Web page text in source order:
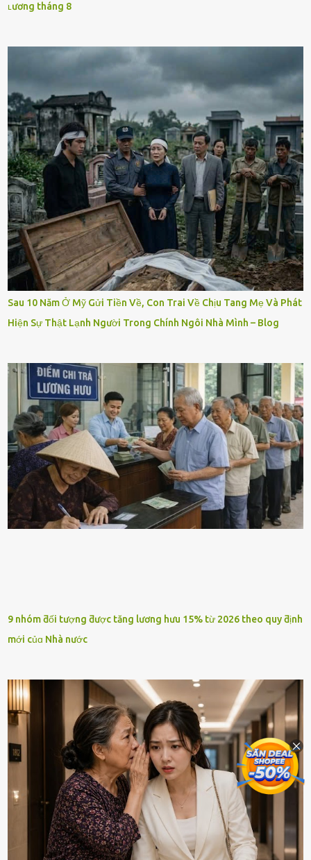
ʟương tháng 8
Sau 10 Năm Ở Mỹ Gửi Tiền Về, Con Trai Về Chịu Tang Mẹ Và Phát
Hiện Sự Thật Lạnh Người Trong Chính Ngôi Nhà Mình – Blog
9 nhóm ƌối tượng ƌược tăng lương hưu 15% từ 2026 theo quy ƌịnh
mới củɑ Nhà nước